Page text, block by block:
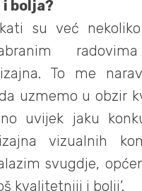
bolja?
su već
To me
uzmemo u obzir
uvijek jaku
vizualnih
svugdje,
kvalitetniji i bolji’.